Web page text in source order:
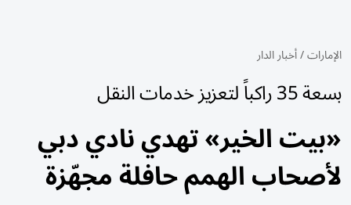
الإمارات/أخبار الدار
بسعة 35 راكباً لتعزيز خدمات النقل
«بيت الخير» تهدي نادي دبي
لأصحاب الهمم حافلة مجهّزة